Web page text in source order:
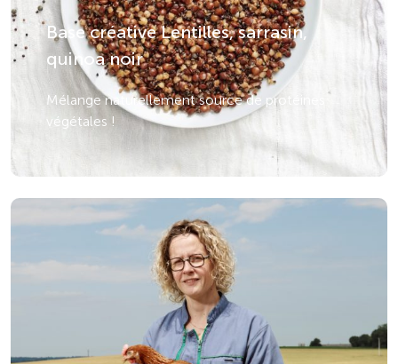
Base créative Lentilles, sarrasin,
quinoa noir
Mélange naturellement source de protéines
végétales !